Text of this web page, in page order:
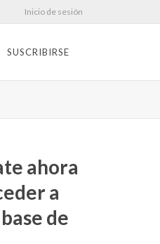
Inicio de sesión
SUSCRIBIRSE
ahora
a
de